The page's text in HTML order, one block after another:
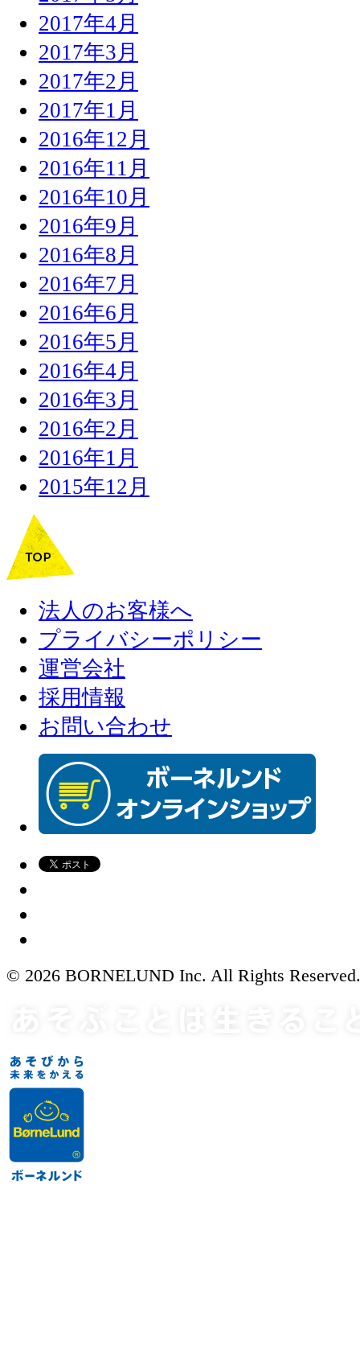
2017年4月
2017年3月
2017年2月
2017年1月
2016年12月
2016年11月
2016年10月
2016年9月
2016年8月
2016年7月
2016年6月
2016年5月
2016年4月
2016年3月
2016年2月
2016年1月
2015年12月
法人のお客様へ
プライバシーポリシー
運営会社
採用情報
お問い合わせ
© 2026 BORNELUND Inc. All Rights Reserved.